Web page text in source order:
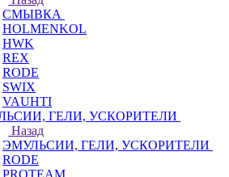
СМЫВКА
HOLMENKOL
HWK
REX
RODE
SWIX
VAUHTI
ГЕЛИ, УСКОРИТЕЛИ
Назад
ЭМУЛЬСИИ, ГЕЛИ, УСКОРИТЕЛИ
RODE
PROTEAM